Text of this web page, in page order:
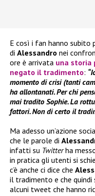
E così i fan hanno subito
di Alessandro nei
ore è arrivata una storia
negato il tradimento:
momento di crisi (tanti
ha allontanati. Per chi
mai tradito Sophie. La
fattori. Non di certo il
Ma adesso un’azione
che le parole di
infatti su Twitterha
in pratica gli utenti si
c’è anche ci dice che
il tradimento e che quindi
alcuni tweet che hanno